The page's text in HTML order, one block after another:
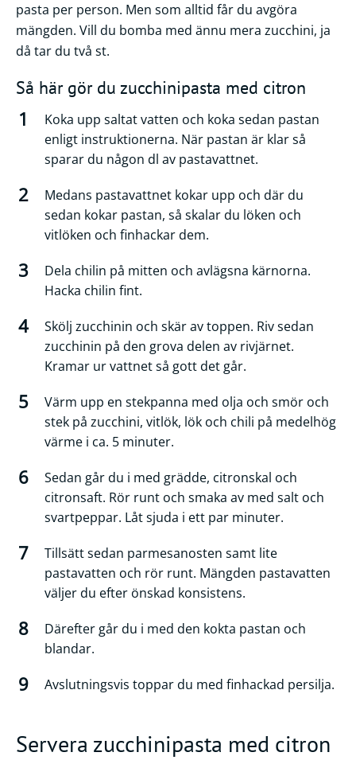
pasta per person. Men som alltid får du avgöra
mängden. Vill du bomba med ännu mera zucchini, ja
då tar du två st.
Så här gör du zucchinipasta med citron
Koka upp saltat vatten och koka sedan pastan
enligt instruktionerna. När pastan är klar så
sparar du någon dl av pastavattnet.
Medans pastavattnet kokar upp och där du
sedan kokar pastan, så skalar du löken och
vitlöken och finhackar dem.
Dela chilin på mitten och avlägsna kärnorna.
Hacka chilin fint.
Skölj zucchinin och skär av toppen. Riv sedan
zucchinin på den grova delen av rivjärnet.
Kramar ur vattnet så gott det går.
Värm upp en stekpanna med olja och smör och
stek på zucchini, vitlök, lök och chili på medelhög
värme i ca. 5 minuter.
Sedan går du i med grädde, citronskal och
citronsaft. Rör runt och smaka av med salt och
svartpeppar. Låt sjuda i ett par minuter.
Tillsätt sedan parmesanosten samt lite
pastavatten och rör runt. Mängden pastavatten
väljer du efter önskad konsistens.
Därefter går du i med den kokta pastan och
blandar.
Avslutningsvis toppar du med finhackad persilja.
Servera zucchinipasta med citron